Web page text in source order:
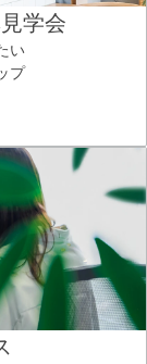
学会
い
プ